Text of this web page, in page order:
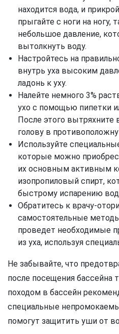
находится вода, и
прыгайте с ноги на ногу,
небольшое давление,
вытолкнуть воду.
Настройтесь на
внутрь уха высоким
ладонь к уху.
Налейте немного 3%
ухо с помощью пипетки
После этого вытряхните
голову в
Используйте
которые можно
их основным активным
изопропиловый спирт,
быстрому испарению
Обратитесь к врачу-
самостоятельные
проведет необходимые
из уха, используя
Не забывайте, что
после посещения бассейна
походом в бассейн
специальные
помогут защитить уши от